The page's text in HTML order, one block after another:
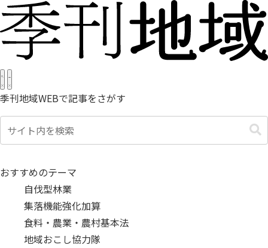
季刊地域WEBで記事をさがす
おすすめのテーマ
自伐型林業
集落機能強化加算
食料・農業・農村基本法
地域おこし協力隊